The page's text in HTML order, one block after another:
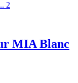
MIA Blanc